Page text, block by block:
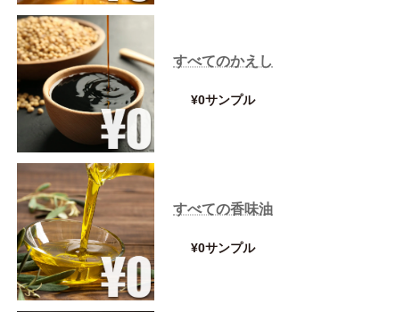
濃厚系万能麺
すべてのかえし
¥0サンプル
すべての香味油
¥0サンプル